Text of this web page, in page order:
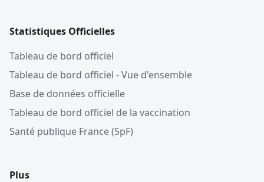
Statistiques Officielles
Tableau de bord officiel
Tableau de bord officiel - Vue d'ensemble
Base de données officielle
Tableau de bord officiel de la vaccination
Santé publique France (SpF)
Plus